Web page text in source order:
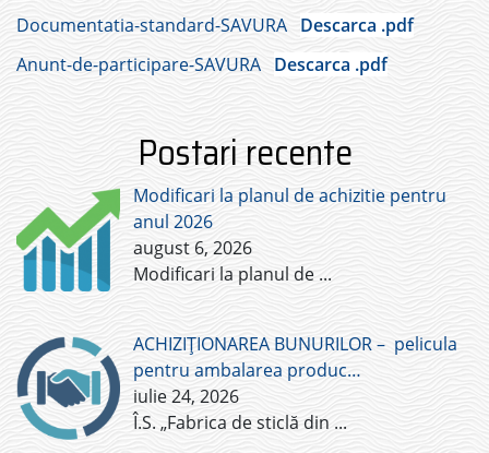
Documentatia-standard-SAVURA Descarca .pdf
Anunt-de-participare-SAVURA Descarca .pdf
Postari recente
Modificari la planul de achizitie pentru
anul 2026
august 6, 2026
Modificari la planul de ...
ACHIZIȚIONAREA BUNURILOR – pelicula
pentru ambalarea produc…
iulie 24, 2026
Î.S. „Fabrica de sticlă din ...